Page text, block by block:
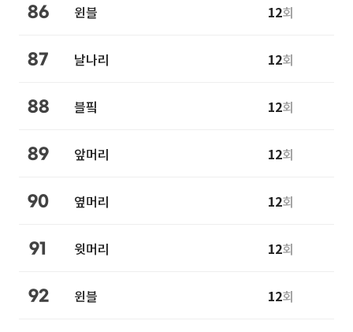
86 윈블 12회
87 날나리 12회
88 블핔 12회
89 앞머리 12회
90 옆머리 12회
91 윗머리 12회
92 윈블 12회